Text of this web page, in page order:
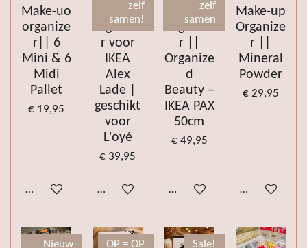
Make-uo
organize
r|| 6
Mini & 6
Midi
Pallet
€ 19,95
Bekijk details
zelf
samen!
Make-up
organize
r voor
IKEA
Alex
Lade |
geschikt
voor
L'oyé
€ 39,95
Bekijk details
zelf
samen
Make-up
Organize
r ||
Organize
d
Beauty –
IKEA PAX
50cm
€ 49,95
Bekijk details
Make-up
Organize
r ||
Mineral
Powder
€ 29,95
Bekijk details
Nieuw
OP = OP Sale!